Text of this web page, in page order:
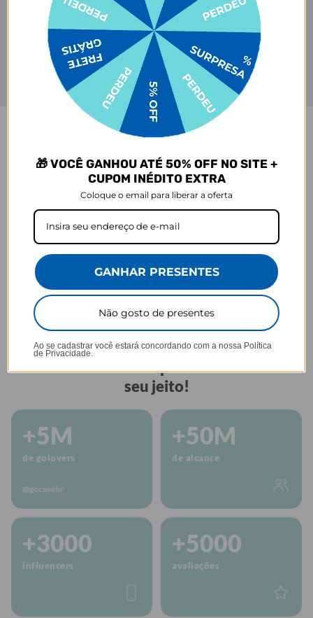
Praticidade que acompanha seu ritmo.
Alça embutida
Tampa anti
vazamento
Perfeita para sua
rotina
GOCASE
Há mais de 10 anos personalizando do
seu jeito!
+5M
de golovers
@gocasebr
+50M
de alcance
+3000
influencers
+5000
avaliações
🎁 VOCÊ GANHOU ATÉ 50% OFF NO SITE +
CUPOM INÉDITO EXTRA
Coloque o email para liberar a oferta
GANHAR PRESENTES
Não gosto de presentes
Ao se cadastrar você estará concordando com a nossa Política
de Privacidade.